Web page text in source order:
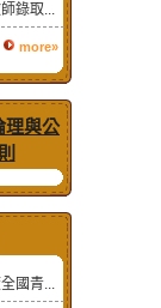
錄取...
more»
理與公
國青...